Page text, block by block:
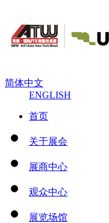
简体中文
ENGLISH
首页
关于展会
展商中心
观众中心
展览场馆